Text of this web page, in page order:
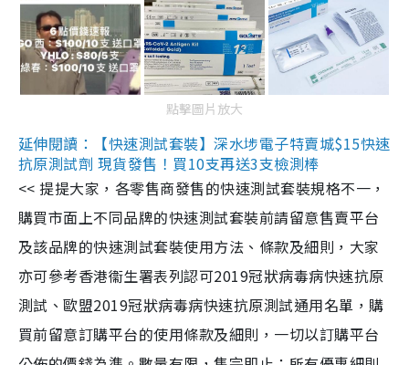
點擊圖片放大
延伸閱讀：【快速測試套裝】深水埗電子特賣城$15快速
抗原測試劑 現貨發售！買10支再送3支檢測棒
<< 提提大家，各零售商發售的快速測試套裝規格不一，
購買市面上不同品牌的快速測試套裝前請留意售賣平台
及該品牌的快速測試套裝使用方法、條款及細則，大家
亦可參考香港衞生署表列認可2019冠狀病毒病快速抗原
測試、歐盟2019冠狀病毒病快速抗原測試通用名單，購
買前留意訂購平台的使用條款及細則，一切以訂購平台